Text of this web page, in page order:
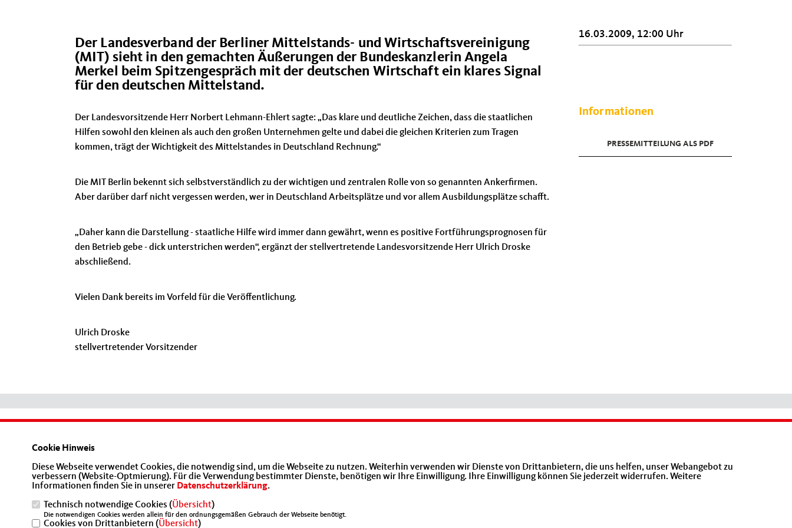
Der Landesverband der Berliner Mittelstands- und Wirtschaftsvereinigung
(MIT) sieht in den gemachten Äußerungen der Bundeskanzlerin Angela
Merkel beim Spitzengespräch mit der deutschen Wirtschaft ein klares Signal
für den deutschen Mittelstand.
Der Landesvorsitzende Herr Norbert Lehmann-Ehlert sagte: „Das klare und deutliche Zeichen, dass die staatlichen
Hilfen sowohl den kleinen als auch den großen Unternehmen gelte und dabei die gleichen Kriterien zum Tragen
kommen, trägt der Wichtigkeit des Mittelstandes in Deutschland Rechnung.“
Die MIT Berlin bekennt sich selbstverständlich zu der wichtigen und zentralen Rolle von so genannten Ankerfirmen.
Aber darüber darf nicht vergessen werden, wer in Deutschland Arbeitsplätze und vor allem Ausbildungsplätze schafft.
Daher kann die Darstellung - staatliche Hilfe wird immer dann gewährt, wenn es positive Fortführungsprognosen für
den Betrieb gebe - dick unterstrichen werden“, ergänzt der stellvertretende Landesvorsitzende Herr Ulrich Droske
abschließend.
Vielen Dank bereits im Vorfeld für die Veröffentlichung.
Ulrich Droske
stellvertretender Vorsitzender
16.03.2009, 12:00 Uhr
Informationen
PRESSEMITTEILUNG ALS PDF
Wirtschaftsunion Berlin
IMPRESSUM DATENSCHUTZ
Cookie Hinweis
Diese Webseite verwendet Cookies, die notwendig sind, um die Webseite zu nutzen. Weiterhin verwenden wir Dienste von Drittanbietern, die uns helfen, unser Webangebot zu
verbessern (Website-Optmierung). Für die Verwendung bestimmter Dienste, benötigen wir Ihre Einwilligung. Ihre Einwilligung können Sie jederzeit widerrufen. Weitere
Informationen finden Sie in unserer Datenschutzerklärung.
Technisch notwendige Cookies (Übersicht)
Die notwendigen Cookies werden allein für den ordnungsgemäßen Gebrauch der Webseite benötigt.
Cookies von Drittanbietern (Übersicht)